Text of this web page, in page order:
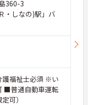
定員を
回る人員
業務に
せたサ
やすく、
整って
360-3
・しなの)駅」バ
福祉士必須 ※い
■普通自動車運転
可）